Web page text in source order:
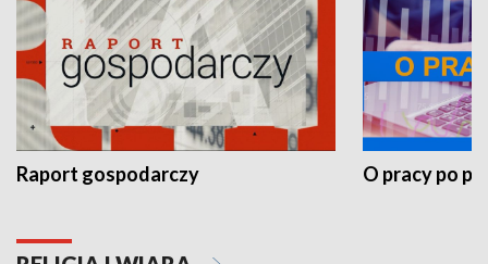
Raport gospodarczy O pracy po